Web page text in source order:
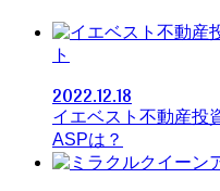
ト
2022.12.18
イエベスト不動産投
ASPは？